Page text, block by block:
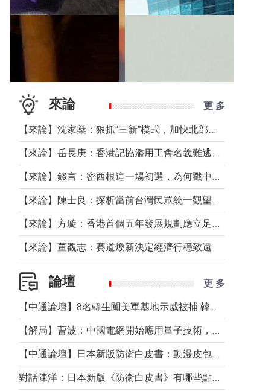
來論 更 多
【來論】董觀志：賽道煥新決定經濟行穩致遠
論壇 更 多